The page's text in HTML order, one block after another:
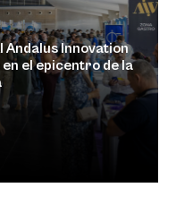
Andalus Innovation
el epicentro de la